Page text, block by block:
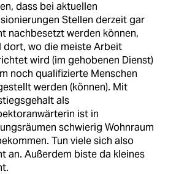
dass bei aktuellen
Stellen derzeit gar
nachbesetzt werden können,
dort, wo die meiste Arbeit
wird (im gehobenen Dienst)
noch qualifizierte Menschen
werden (können). Mit
als
ist in
schwierig Wohnraum
Tun viele sich also
an. Außerdem biste da kleines